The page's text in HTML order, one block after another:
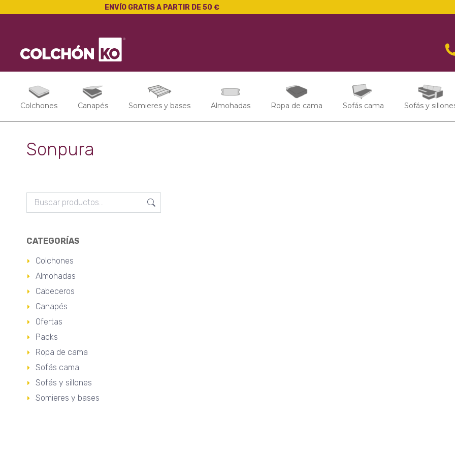
ENVÍO GRATIS A PARTIR DE 50 €
Colchones Canapés Somieres y bases Almohadas Ropa de cama Sofás cama Sofás y
Sonpura
CATEGORÍAS
Colchones
Almohadas
Cabeceros
Canapés
Ofertas
Packs
Ropa de cama
Sofás cama
Sofás y sillones
Somieres y bases